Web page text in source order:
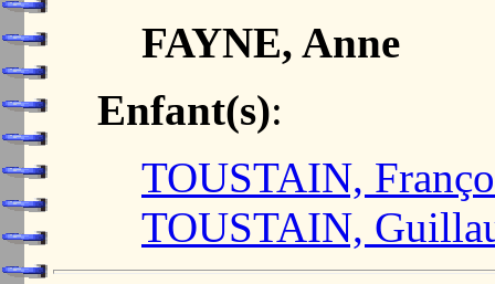
FAYNE, Anne
Enfant(s):
TOUSTAIN,
TOUSTAIN,